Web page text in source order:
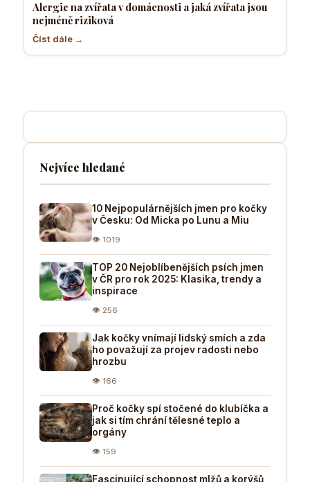
Alergie na zvířata v domácnosti a jaká zvířata jsou
nejméně riziková
Číst dále →
Nejvíce hledané
10 Nejpopulárnějších jmen pro kočky
v Česku: Od Micka po Lunu a Miu
👁 1019
TOP 20 Nejoblíbenějších psích jmen
v ČR pro rok 2025: Klasika, trendy a
inspirace
👁 256
Jak kočky vnímají lidský smích a zda
ho považují za projev radosti nebo
hrozbu
👁 166
Proč kočky spí stočené do klubíčka a
jak si tím chrání tělesné teplo a
orgány
👁 159
Fascinující schopnost mlžů a korýšů